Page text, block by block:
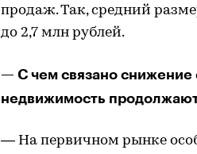
продаж. Так, средний
до 2,7 млн рублей.
— С чем связано снижение
недвижимость
— На первичном рынке